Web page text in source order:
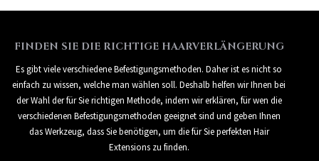
FINDEN SIE DIE RICHTIGE HAARVERLÄNGERUNG
Es gibt viele verschiedene Befestigungsmethoden. Daher ist es nicht so
einfach zu wissen, welche man wählen soll. Deshalb helfen wir Ihnen bei
der Wahl der für Sie richtigen Methode, indem wir erklären, für wen die
verschiedenen Befestigungsmethoden geeignet sind und geben Ihnen
das Werkzeug, dass Sie benötigen, um die für Sie perfekten Hair
Extensions zu finden.